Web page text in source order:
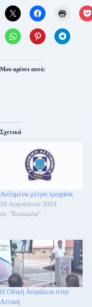
Μου αρέσει αυτό:
Σχετικά
Αυξημένα μέτρα τροχαίας
10 Αυγούστου 2019
σε "Κοινωνία"
Η Οδική Ασφάλεια στην
Αττική